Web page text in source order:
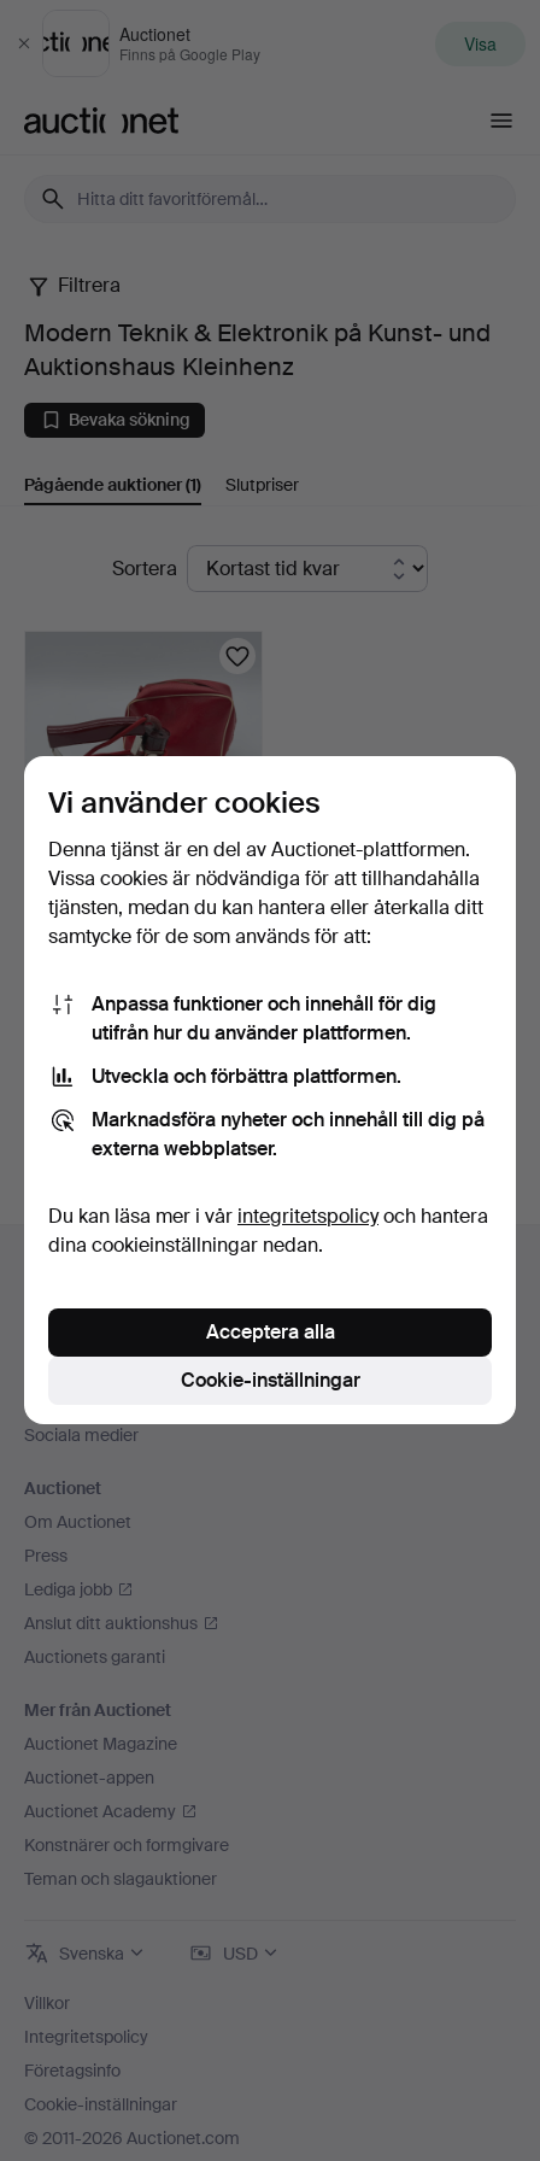
Stäng
Auctionet
Finns på Google Play Visa
Modern
Teknik
&
Elektronik
Kunst-
und
Auktionshaus
Kleinhenz
Filtrera
Modern Teknik & Elektronik på Kunst- und
Auktionshaus Kleinhenz
Bevaka sökning
Pågående auktioner(1) Slutpriser
PågåendeSortera
NOS NEUMÄRKER
RESESTRYKJÄRN
TYSKLAND 1950-…
8 dagar
70 USD
Du kan också söka ivårt arkiv med avslutade auktioner
Sidfotsnavigation
Sociala medier
Auctionet
Om Auctionet
Press
Lediga jobb
Anslut ditt auktionshus
Auctionets garanti
Mer från Auctionet
Auctionet Magazine
Auctionet-appen
Auctionet Academy
Konstnärer och formgivare
Teman och slagauktioner
Svenska USD
Villkor
Integritetspolicy
Företagsinfo
Cookie-inställningar
© 2011-2026 Auctionet.com
Vi använder cookies
Denna tjänst är en del av Auctionet-plattformen.
Vissa cookies är nödvändiga för att tillhandahålla
tjänsten, medan du kan hantera eller återkalla ditt
samtycke för de som används för att:
Anpassa funktioner och innehåll för dig
utifrån hur du använder plattformen.
Utveckla och förbättra plattformen.
Marknadsföra nyheter och innehåll till dig på
externa webbplatser.
Du kan läsa mer i vår integritetspolicyoch hantera
dina cookieinställningar nedan.
Cookie-inställningar
Acceptera alla